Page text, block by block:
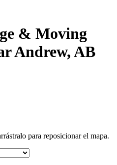
& Moving
Andrew, AB
para reposicionar el mapa.